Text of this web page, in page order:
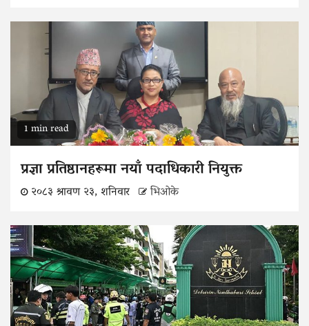
1 min read
प्रज्ञा प्रतिष्ठानहरूमा नयाँ पदाधिकारी नियुक्त
२०८३ श्रावण २३, शनिवार भिओके